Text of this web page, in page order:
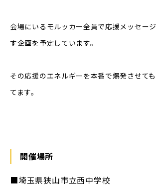
会場にいるモルッカー全員で応援メッセー
す企画を予定しています。
その応援のエネルギーを本番で爆発させて
てます。
開催場所
■埼玉県狭山市立西中学校